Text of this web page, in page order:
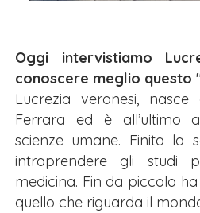
Oggi intervistiamo
conoscere meglio questo
Lucrezia veronesi,
Ferrara ed è all’ultimo
scienze umane. Finita la
intraprendere gli studi
medicina. Fin da piccola
quello che riguarda il